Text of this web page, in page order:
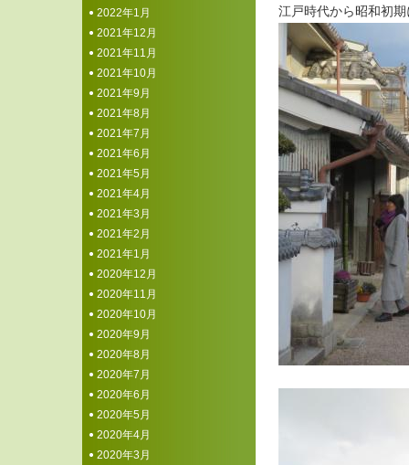
2022年1月
2021年12月
2021年11月
2021年10月
2021年9月
2021年8月
2021年7月
2021年6月
2021年5月
2021年4月
2021年3月
2021年2月
2021年1月
2020年12月
2020年11月
2020年10月
2020年9月
2020年8月
2020年7月
2020年6月
2020年5月
2020年4月
2020年3月
江戸時代から昭和初